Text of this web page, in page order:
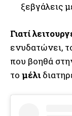
ξεβγάλεις
Γιατί
ενυδατώνει,
που βοηθά
το μέλι